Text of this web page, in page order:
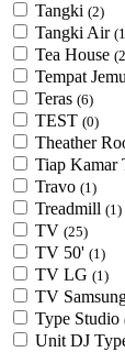
Tangki (2)
Tangki Air
Tea House
Tempat
Teras (6)
TEST (0)
Theather
Tiap Kamar
Travo (1)
Treadmill (1)
TV (25)
TV 50' (1)
TV LG (1)
TV
Type Studio
Unit DJ